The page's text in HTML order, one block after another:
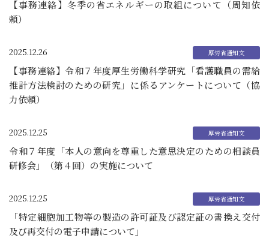
【事務連絡】冬季の省エネルギーの取組について（周知依
頼）
2025.12.26
【事務連絡】令和７年度厚生労働科学研究「看護職員の需給
推計方法検討のための研究」に係るアンケートについて（協
力依頼）
2025.12.25
令和７年度「本人の意向を尊重した意思決定のための相談員
研修会」（第４回）の実施について
2025.12.25
「特定細胞加工物等の製造の許可証及び認定証の書換え交付
及び再交付の電子申請について」